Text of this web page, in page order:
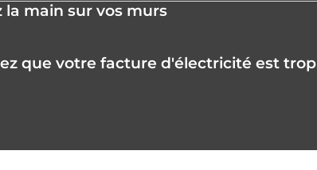
la main sur vos murs
que votre facture d'électricité est trop